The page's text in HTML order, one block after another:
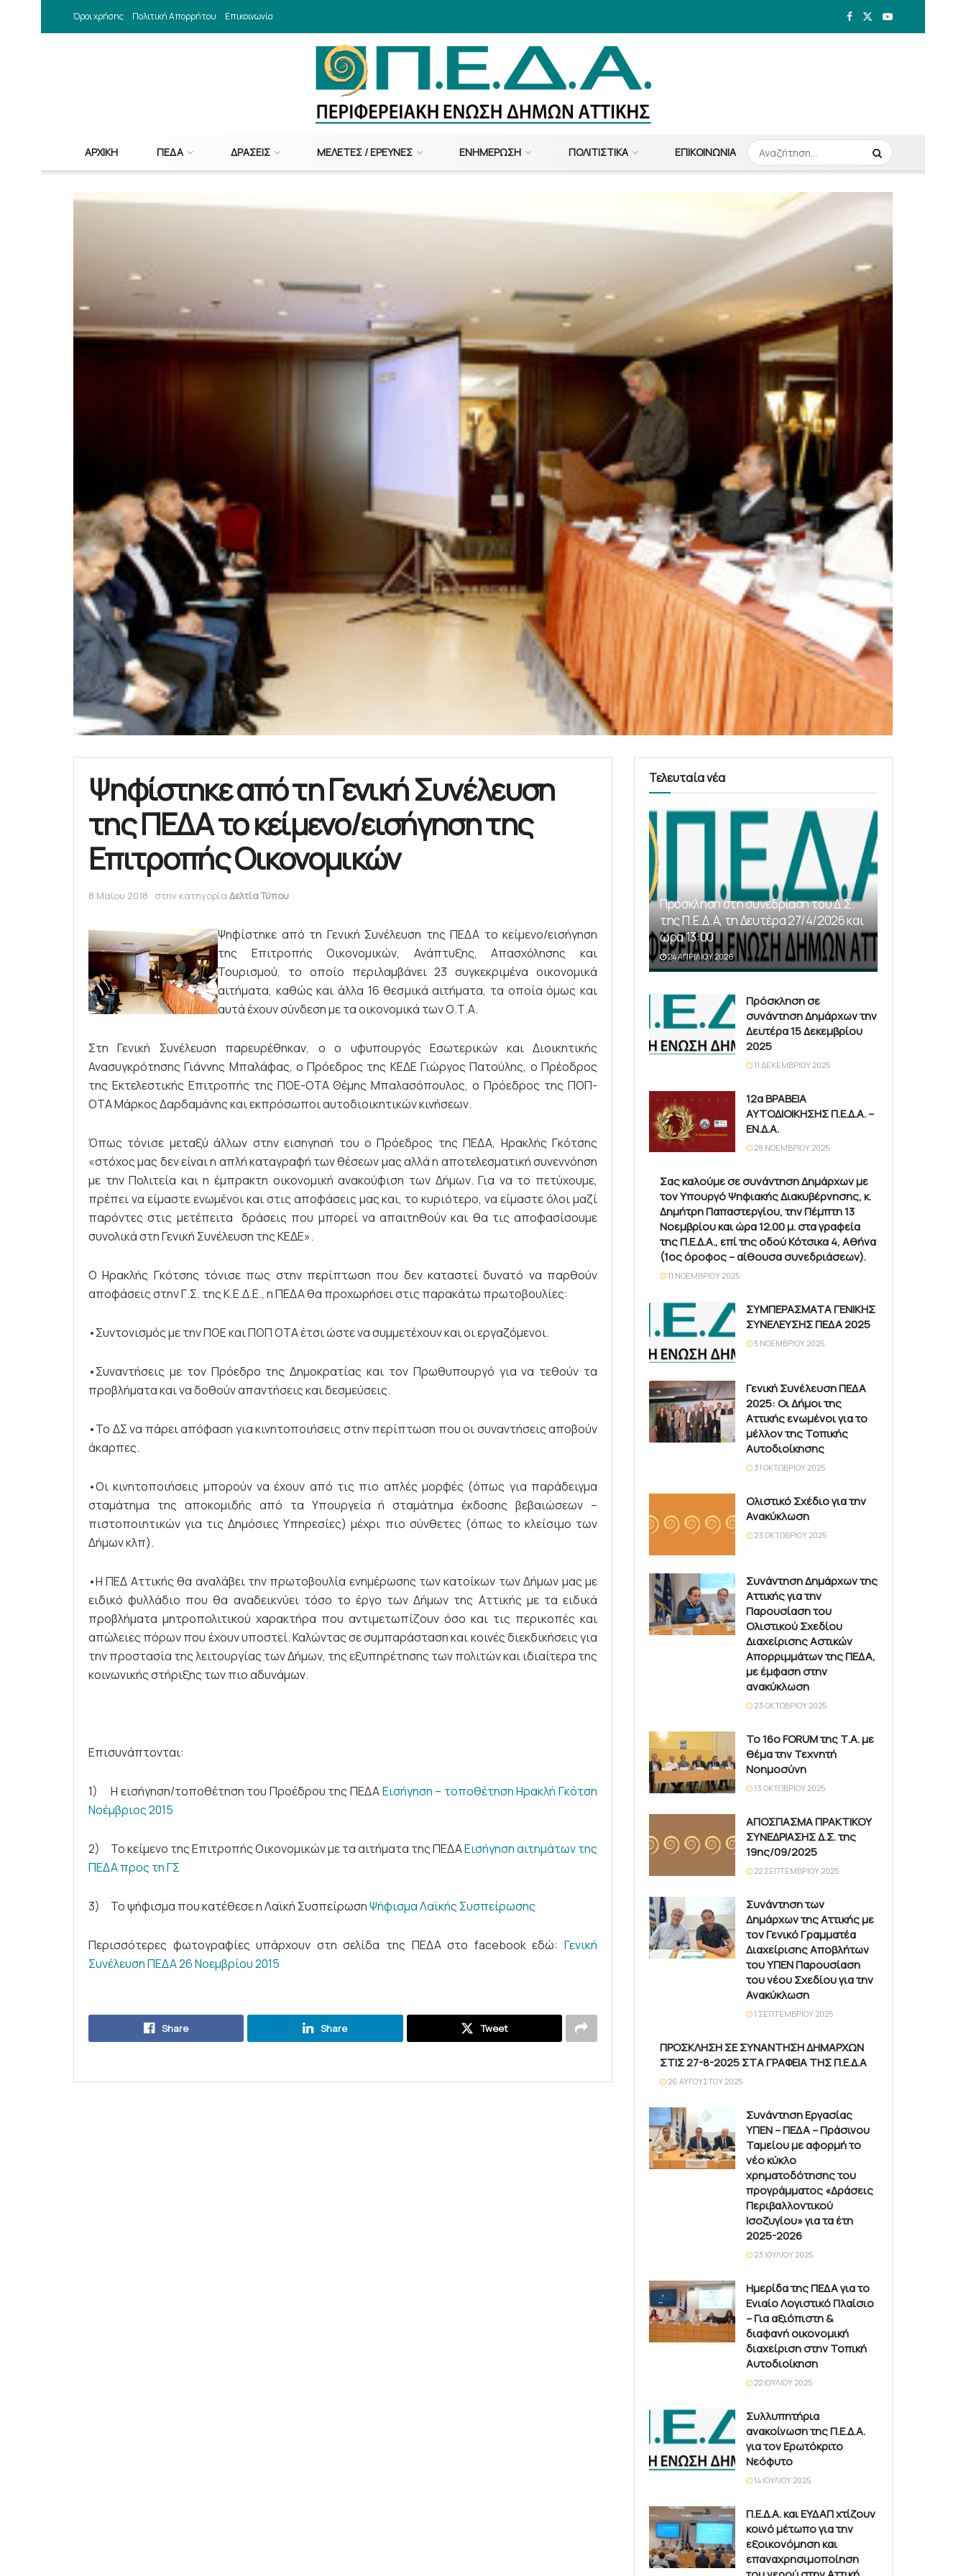
Όροι χρήσης Πολιτική Απορρήτου Επικοινωνία
ΑΡΧΙΚΉ ΠΕΔΑ ΔΡΆΣΕΙΣ ΜΕΛΈΤΕΣ / ΈΡΕΥΝΕΣ ΕΝΗΜΈΡΩΣΗ ΠΟΛΙΤΙΣΤΙΚΆ ΕΠΙΚΟΙΝΩΝΊΑ
Ψηφίστηκε από τη Γενική Συνέλευση
της ΠΕΔΑ το κείμενο/εισήγηση της
Επιτροπής Οικονομικών
8 Μαΐου 2018 στην κατηγορία Δελτία Τύπου
Ψηφίστηκε από τη Γενική Συνέλευση της ΠΕΔΑ το κείμενο/εισήγηση
της Επιτροπής Οικονομικών, Ανάπτυξης, Απασχόλησης και
Τουρισμού, το οποίο περιλαμβάνει 23 συγκεκριμένα οικονομικά
αιτήματα, καθώς και άλλα 16 θεσμικά αιτήματα, τα οποία όμως και
αυτά έχουν σύνδεση με τα οικονομικά των Ο.Τ.Α.
Στη Γενική Συνέλευση παρευρέθηκαν, ο ο υφυπουργός Εσωτερικών και Διοικητικής
Ανασυγκρότησης Γιάννης Μπαλάφας, ο Πρόεδρος της ΚΕΔΕ Γιώργος Πατούλης, ο Πρέοδρος
της Εκτελεστικής Επιτροπής της ΠΟΕ-ΟΤΑ Θέμης Μπαλασόπουλος, ο Πρόεδρος της ΠΟΠ-
ΟΤΑ Μάρκος Δαρδαμάνης και εκπρόσωποι αυτοδιοικητικών κινήσεων.
Όπως τόνισε μεταξύ άλλων στην εισηγησή του ο Πρόεδρος της ΠΕΔΑ, Ηρακλής Γκότσης
«στόχος μας δεν είναι η απλή καταγραφή των θέσεων μας αλλά η αποτελεσματική συνεννόηση
με την Πολιτεία και η έμπρακτη οικονομική ανακούφιση των Δήμων. Για να το πετύχουμε,
πρέπει να είμαστε ενωμένοι και στις αποφάσεις μας και, το κυριότερο, να είμαστε όλοι μαζί
παρόντες στις μετέπειτα δράσεις που μπορεί να απαιτηθούν και θα τις αποφασίσουμε
συνολικά στη Γενική Συνέλευση της ΚΕΔΕ».
Ο Ηρακλής Γκότσης τόνισε πως στην περίπτωση που δεν καταστεί δυνατό να παρθούν
αποφάσεις στην Γ.Σ. της Κ.Ε.Δ.Ε., η ΠΕΔΑ θα προχωρήσει στις παρακάτω πρωτοβουλίες:
•Συντονισμός με την ΠΟΕ και ΠΟΠ ΟΤΑ έτσι ώστε να συμμετέχουν και οι εργαζόμενοι.
•Συναντήσεις με τον Πρόεδρο της Δημοκρατίας και τον Πρωθυπουργό για να τεθούν τα
προβλήματα και να δοθούν απαντήσεις και δεσμεύσεις.
•Το ΔΣ να πάρει απόφαση για κινητοποιήσεις στην περίπτωση που οι συναντήσεις αποβούν
άκαρπες.
•Οι κινητοποιήσεις μπορούν να έχουν από τις πιο απλές μορφές (όπως για παράδειγμα
σταμάτημα της αποκομιδής από τα Υπουργεία ή σταμάτημα έκδοσης βεβαιώσεων –
πιστοποιητικών για τις Δημόσιες Υπηρεσίες) μέχρι πιο σύνθετες (όπως το κλείσιμο των
Δήμων κλπ).
•Η ΠΕΔ Αττικής θα αναλάβει την πρωτοβουλία ενημέρωσης των κατοίκων των Δήμων μας με
ειδικό φυλλάδιο που θα αναδεικνύει τόσο το έργο των Δήμων της Αττικής με τα ειδικά
προβλήματα μητροπολιτικού χαρακτήρα που αντιμετωπίζουν όσο και τις περικοπές και
απώλειες πόρων που έχουν υποστεί. Καλώντας σε συμπαράσταση και κοινές διεκδικήσεις για
την προστασία της λειτουργίας των Δήμων, της εξυπηρέτησης των πολιτών και ιδιαίτερα της
κοινωνικής στήριξης των πιο αδυνάμων.
Επισυνάπτονται:
1) Η εισήγηση/τοποθέτηση του Προέδρου της ΠΕΔΑΕισήγηση – τοποθέτηση Ηρακλή Γκότση
Νοέμβριος 2015
2) Το κείμενο της Επιτροπής Οικονομικών με τα αιτήματα της ΠΕΔΑΕισήγηση αιτημάτων της
ΠΕΔΑ προς τη ΓΣ
3) Το ψήφισμα που κατέθεσε η Λαϊκή ΣυσπείρωσηΨήφισμα Λαϊκής Συσπείρωσης
Περισσότερες φωτογραφίες υπάρχουν στη σελίδα της ΠΕΔΑ στο facebook εδώ: Γενική
Συνέλευση ΠΕΔΑ 26 Νοεμβρίου 2015
Share Share Tweet
Τελευταία νέα
Πρόσκληση στη συνεδρίαση του Δ.Σ.
της Π.Ε.Δ.Α, τη Δευτέρα 27/4/2026 και
ώρα 13:00
24 ΑΠΡΙΛΊΟΥ 2026
Πρόσκληση σε
συνάντηση Δημάρχων την
Δευτέρα 15 Δεκεμβρίου
2025
11 ΔΕΚΕΜΒΡΊΟΥ 2025
12α ΒΡΑΒΕΙΑ
ΑΥΤΟΔΙΟΙΚΗΣΗΣ Π.Ε.Δ.Α. –
ΕΝ.Δ.Α.
28 ΝΟΕΜΒΡΊΟΥ 2025
Σας καλούμε σε συνάντηση Δημάρχων με
τον Υπουργό Ψηφιακής Διακυβέρνησης, κ.
Δημήτρη Παπαστεργίου, την Πέμπτη 13
Νοεμβρίου και ώρα 12.00 μ. στα γραφεία
της Π.Ε.Δ.Α., επί της οδού Κότσικα 4, Αθήνα
(1ος όροφος – αίθουσα συνεδριάσεων).
11 ΝΟΕΜΒΡΊΟΥ 2025
ΣΥΜΠΕΡΑΣΜΑΤΑ ΓΕΝΙΚΗΣ
ΣΥΝΕΛΕΥΣΗΣ ΠΕΔΑ 2025
5 ΝΟΕΜΒΡΊΟΥ 2025
Γενική Συνέλευση ΠΕΔΑ
2025: Οι Δήμοι της
Αττικής ενωμένοι για το
μέλλον της Τοπικής
Αυτοδιοίκησης
31 ΟΚΤΩΒΡΊΟΥ 2025
Ολιστικό Σχέδιο για την
Ανακύκλωση
23 ΟΚΤΩΒΡΊΟΥ 2025
Συνάντηση Δημάρχων της
Αττικής για την
Παρουσίαση του
Ολιστικού Σχεδίου
Διαχείρισης Αστικών
Απορριμμάτων της ΠΕΔΑ,
με έμφαση στην
ανακύκλωση
23 ΟΚΤΩΒΡΊΟΥ 2025
Το 16ο FORUM της Τ.Α. με
θέμα την Τεχνητή
Νοημοσύνη
13 ΟΚΤΩΒΡΊΟΥ 2025
ΑΠΟΣΠΑΣΜΑ ΠΡΑΚΤΙΚΟΥ
ΣΥΝΕΔΡΙΑΣΗΣ Δ.Σ. της
19ης/09/2025
22 ΣΕΠΤΕΜΒΡΊΟΥ 2025
Συνάντηση των
Δημάρχων της Αττικής με
τον Γενικό Γραμματέα
Διαχείρισης Αποβλήτων
του ΥΠΕΝ Παρουσίαση
του νέου Σχεδίου για την
Ανακύκλωση
1 ΣΕΠΤΕΜΒΡΊΟΥ 2025
ΠΡΟΣΚΛΗΣΗ ΣΕ ΣΥΝΑΝΤΗΣΗ ΔΗΜΑΡΧΩΝ
ΣΤΙΣ 27-8-2025 ΣΤΑ ΓΡΑΦΕΙΑ ΤΗΣ Π.Ε.Δ.Α
26 ΑΥΓΟΎΣΤΟΥ 2025
Συνάντηση Εργασίας
ΥΠΕΝ – ΠΕΔΑ – Πράσινου
Ταμείου με αφορμή το
νέο κύκλο
χρηματοδότησης του
προγράμματος «Δράσεις
Περιβαλλοντικού
Ισοζυγίου» για τα έτη
2025-2026
23 ΙΟΥΛΊΟΥ 2025
Ημερίδα της ΠΕΔΑ για το
Ενιαίο Λογιστικό Πλαίσιο
– Για αξιόπιστη &
διαφανή οικονομική
διαχείριση στην Τοπική
Αυτοδιοίκηση
22 ΙΟΥΛΊΟΥ 2025
Συλλυπητήρια
ανακοίνωση της Π.Ε.Δ.Α.
για τον Ερωτόκριτο
Νεόφυτο
14 ΙΟΥΛΊΟΥ 2025
Π.Ε.Δ.Α. και ΕΥΔΑΠ χτίζουν
κοινό μέτωπο για την
εξοικονόμηση και
επαναχρησιμοποίηση